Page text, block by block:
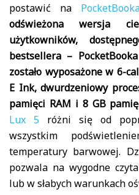
postawić na
odświeżona wersja
użytkowników,
bestsellera –
zostało wyposażone w 6-
E Ink, dwurdzeniowy
pamięci RAM i 8 GB
Lux 5 różni się od
wszystkim
temperatury barwowej.
pozwala na wygodne
lub w słabych warunkach